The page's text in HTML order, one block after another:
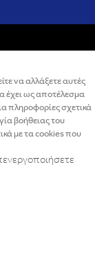
να αλλάξετε αυτές
έχει ως αποτέλεσμα
πληροφορίες σχετικά
βοήθειας του
με τα cookies που